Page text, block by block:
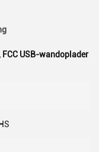
FCC USB-wandoplader